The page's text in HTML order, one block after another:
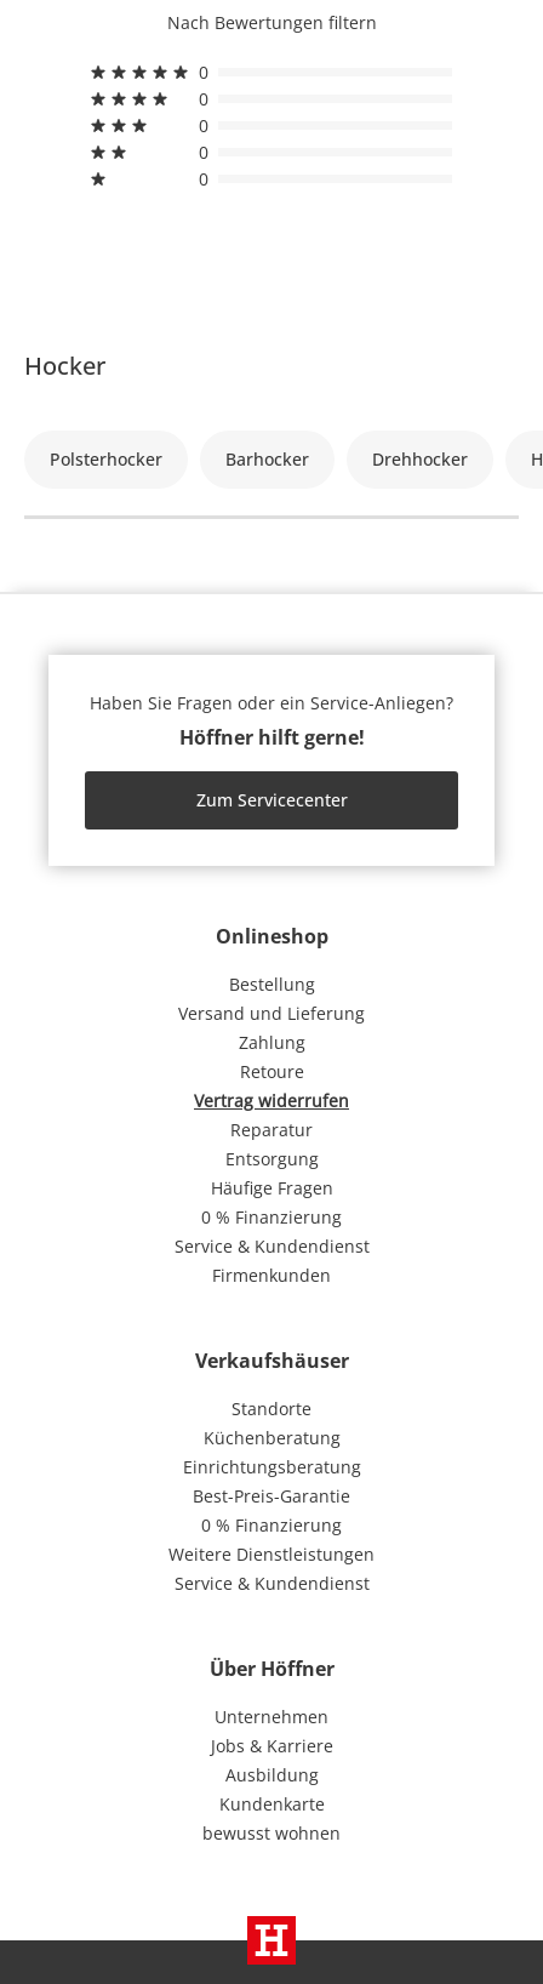
Nach Bewertungen filtern
0
0
0
0
0
Hocker
Polsterhocker Barhocker Drehhocker
Onlineshop
Bestellung
Versand und Lieferung
Zahlung
Retoure
Vertrag widerrufen
Reparatur
Entsorgung
Häufige Fragen
0 % Finanzierung
Service & Kundendienst
Firmenkunden
Verkaufshäuser
Standorte
Küchenberatung
Einrichtungsberatung
Best-Preis-Garantie
0 % Finanzierung
Weitere Dienstleistungen
Service & Kundendienst
Über Höffner
Unternehmen
Jobs & Karriere
Ausbildung
Kundenkarte
bewusst wohnen
Haben Sie Fragen oder ein Service-Anliegen?
Höffner hilft gerne!
Zum Servicecenter